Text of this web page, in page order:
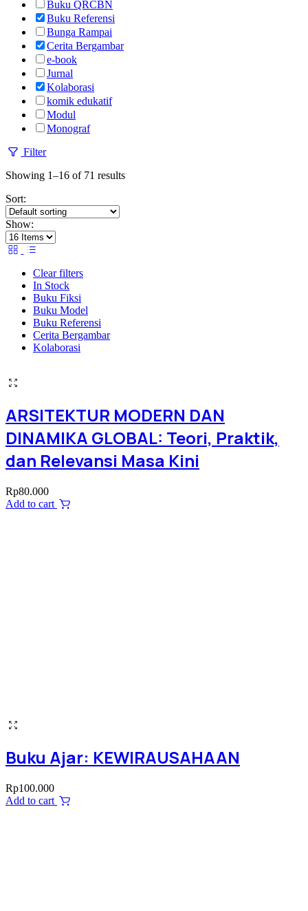
Buku QRCBN
Buku Referensi
Bunga Rampai
Cerita Bergambar
e-book
Jurnal
Kolaborasi
komik edukatif
Modul
Monograf
Filter
Showing 1–16 of 71 results
Sort:
Show:
Clear filters
In Stock
Buku Fiksi
Buku Model
Buku Referensi
Cerita Bergambar
Kolaborasi
ARSITEKTUR MODERN DAN
DINAMIKA GLOBAL: Teori, Praktik,
dan Relevansi Masa Kini
Rp80.000
Add to cart
Buku Ajar: KEWIRAUSAHAAN
Rp100.000
Add to cart